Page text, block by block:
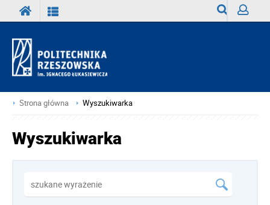
Strona główna Wyszukiwarka
Wyszukiwarka